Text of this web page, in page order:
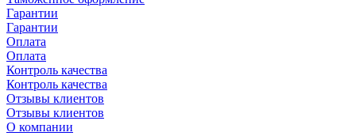
Гарантии
Гарантии
Оплата
Оплата
Контроль качества
Контроль качества
Отзывы клиентов
Отзывы клиентов
О компании